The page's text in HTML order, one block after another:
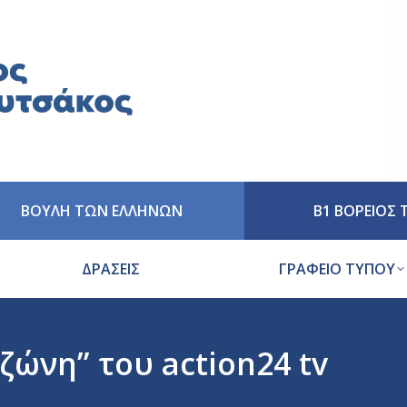
ΒΟΥΛΗ ΤΩΝ ΕΛΛΗΝΩΝ Β1 ΒΟΡΕΙΟΣ
ΔΡΑΣΕΙΣ ΓΡΑΦΕΙΟ ΤΥΠΟΥ
του action24 tv